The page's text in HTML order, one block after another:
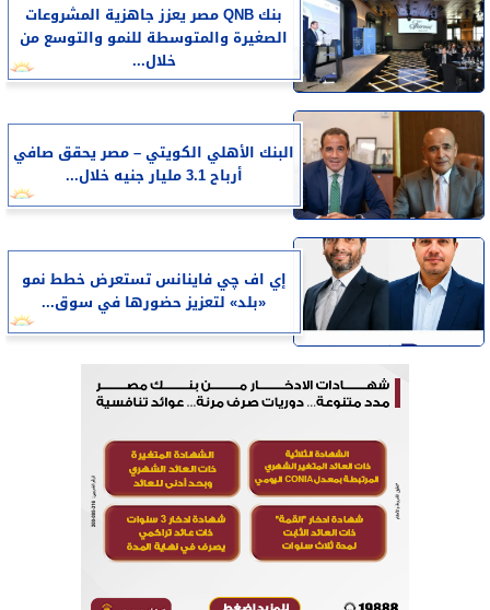
بنك QNB مصر يعزز جاهزية المشروعات
الصغيرة والمتوسطة للنمو والتوسع من
خلال...
البنك الأهلي الكويتي – مصر يحقق صافي
أرباح 3.1 مليار جنيه خلال...
إي اف چي فاينانس تستعرض خطط نمو
«بلد» لتعزيز حضورها في سوق...